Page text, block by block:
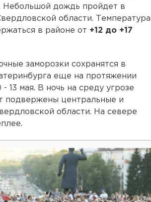
Небольшой дождь пройдет в
области. Температура
в районе от +12 до +17
заморозки сохранятся в
еще на протяжении
- 13 мая. В ночь на среду угрозе
подвержены центральные и
области. На севере